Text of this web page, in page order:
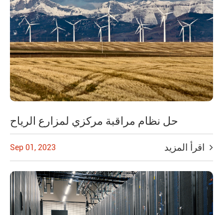
حل نظام مراقبة مركزي لمزارع الرياح
Sep 01, 2023